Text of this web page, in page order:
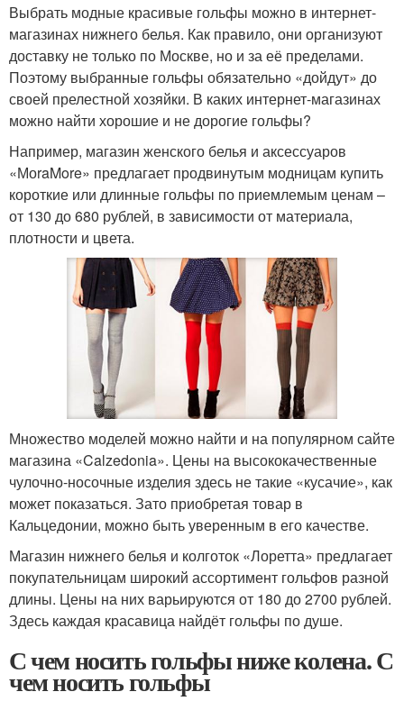
Выбрать модные красивые гольфы можно в интернет-
магазинах нижнего белья. Как правило, они организуют
доставку не только по Москве, но и за её пределами.
Поэтому выбранные гольфы обязательно «дойдут» до
своей прелестной хозяйки. В каких интернет-магазинах
можно найти хорошие и не дорогие гольфы?
Например, магазин женского белья и аксессуаров
«МоraMore» предлагает продвинутым модницам купить
короткие или длинные гольфы по приемлемым ценам –
от 130 до 680 рублей, в зависимости от материала,
плотности и цвета.
Множество моделей можно найти и на популярном сайте
магазина «Calzedonia». Цены на высококачественные
чулочно-носочные изделия здесь не такие «кусачие», как
может показаться. Зато приобретая товар в
Кальцедонии, можно быть уверенным в его качестве.
Магазин нижнего белья и колготок «Лоретта» предлагает
покупательницам широкий ассортимент гольфов разной
длины. Цены на них варьируются от 180 до 2700 рублей.
Здесь каждая красавица найдёт гольфы по душе.
С чем носить гольфы ниже колена. С
чем носить гольфы